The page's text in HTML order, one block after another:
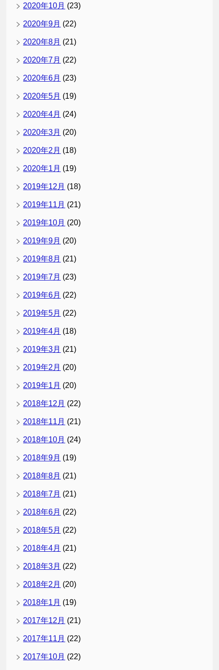
2020年10月 (23)
2020年9月 (22)
2020年8月 (21)
2020年7月 (22)
2020年6月 (23)
2020年5月 (19)
2020年4月 (24)
2020年3月 (20)
2020年2月 (18)
2020年1月 (19)
2019年12月 (18)
2019年11月 (21)
2019年10月 (20)
2019年9月 (20)
2019年8月 (21)
2019年7月 (23)
2019年6月 (22)
2019年5月 (22)
2019年4月 (18)
2019年3月 (21)
2019年2月 (20)
2019年1月 (20)
2018年12月 (22)
2018年11月 (21)
2018年10月 (24)
2018年9月 (19)
2018年8月 (21)
2018年7月 (21)
2018年6月 (22)
2018年5月 (22)
2018年4月 (21)
2018年3月 (22)
2018年2月 (20)
2018年1月 (19)
2017年12月 (21)
2017年11月 (22)
2017年10月 (22)